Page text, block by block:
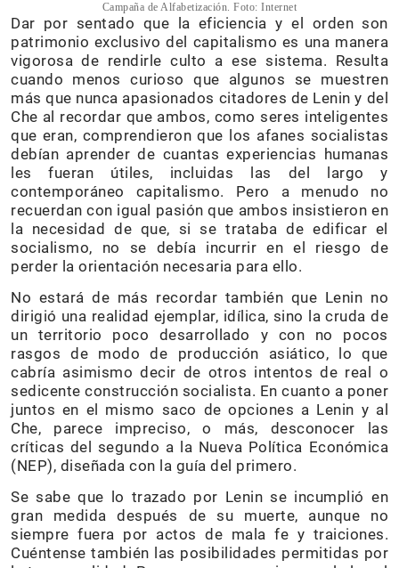
Campaña de Alfabetización. Foto: Internet
Dar por sentado que la eficiencia y el orden son
patrimonio exclusivo del capitalismo es una manera
vigorosa de rendirle culto a ese sistema. Resulta
cuando menos curioso que algunos se muestren
más que nunca apasionados citadores de Lenin y del
Che al recordar que ambos, como seres inteligentes
que eran, comprendieron que los afanes socialistas
debían aprender de cuantas experiencias humanas
les fueran útiles, incluidas las del largo y
contemporáneo capitalismo. Pero a menudo no
recuerdan con igual pasión que ambos insistieron en
la necesidad de que, si se trataba de edificar el
socialismo, no se debía incurrir en el riesgo de
perder la orientación necesaria para ello.
No estará de más recordar también que Lenin no
dirigió una realidad ejemplar, idílica, sino la cruda de
un territorio poco desarrollado y con no pocos
rasgos de modo de producción asiático, lo que
cabría asimismo decir de otros intentos de real o
sedicente construcción socialista. En cuanto a poner
juntos en el mismo saco de opciones a Lenin y al
Che, parece impreciso, o más, desconocer las
críticas del segundo a la Nueva Política Económica
(NEP), diseñada con la guía del primero.
Se sabe que lo trazado por Lenin se incumplió en
gran medida después de su muerte, aunque no
siempre fuera por actos de mala fe y traiciones.
Cuéntense también las posibilidades permitidas por